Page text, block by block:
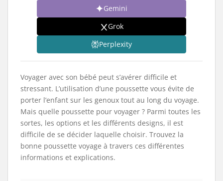
Gemini
Grok
Perplexity
Voyager avec son bébé peut s’avérer difficile et
stressant. L’utilisation d’une poussette vous évite de
porter l’enfant sur les genoux tout au long du voyage.
Mais quelle poussette pour voyager ? Parmi toutes les
sortes, les options et les différents designs, il est
difficile de se décider laquelle choisir. Trouvez la
bonne poussette voyage à travers ces différentes
informations et explications.